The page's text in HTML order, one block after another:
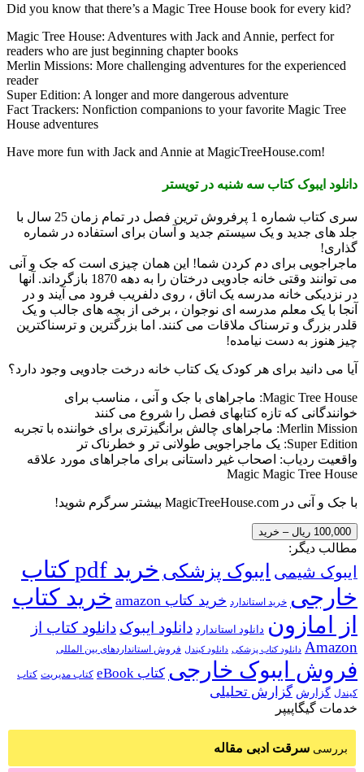
Did you know that there’s a Magic Tree House book for every kid?
Magic Tree House: Adventures with Jack and Annie, perfect for
readers who are just beginning chapter books
Merlin Missions: More challenging adventures for the experienced
reader
Super Edition: A longer and more dangerous adventure
Fact Trackers: Nonfiction companions to your favorite Magic Tree
House adventures
Have more fun with Jack and Annie at MagicTreeHouse.com!
دانلود ایبوک کتاب سه شنبه در تویستر
سری کتاب شماره 1 پرفروش ترین فصل در تمام زمان 25 سال با
جلد های جدید و یک سیستم جدید و آسان برای استفاده در شماره
گذاری!
ماجراجویی برای دم کردن شما! این همان چیزی است که جک و آنی
می توانند وقتی خانه جادویی درختان را به دهه 1870 بازگرداند. آنها
در نزدیکی خانه مدرسه یک اتاق ، روی دلفریب فرود می آیند و در
آنجا با یک معلم مدرسه ای نوجوان ، برخی از بچه های جالب و یک
قلدر بزرگ و ترسناک ملاقات می کنند. اما بزرگترین و ترسناکترین
چیز هنوز به دست نیامده!
آیا می دانید برای هر کودک یک کتاب خانه درخت جادویی وجود دارد؟
Magic Tree House: ماجراهای با جک و آنی ، مناسب برای
خوانندگانی که تازه کتابهای فصل را شروع می کنند
Merlin Mission: ماجراهای چالش برانگیزتری برای خواننده با تجربه
Super Edition: یک ماجراجویی طولانی تر و خطرناک تر
واقعیت ردیاب: اصحاب غیر داستانی برای ماجراهای مورد علاقه
Magic Magic Tree House
با جک و آنی در MagicTreeHouse.com بیشتر سرگرم شوید!
100,000 ریال – خرید
مطالب دیگر:
ایبوک شیمی ایبوک پزشکی
خرید pdf کتاب
خارجی خرید استاندارد خرید کتاب amazon
خرید کتاب
از امازون دانلود استاندارد دانلود ایبوک دانلود کتاب از
Amazon دانلود کتاب پزشکی دانلود کیندل فروش استانداردهای بین المللی
فروش ایبوک خارجی کتاب eBook کتاب مدیریت کتاب
کیندل گزارش گزارش تحلیلی
خدمات گیگاپیپر
بررسی سرقت ادبی مقاله